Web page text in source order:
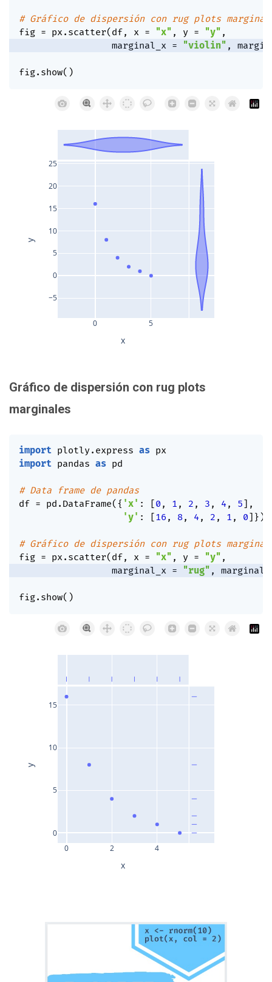
0 5
−5
0
5
10
15
20
25
x
y
# Gráfico de dispersión con rug plots
fig = px. scatter( df, x = "x" , y = "y" ,
                 marginal_x
= "violin" ,
fig. show( )
Gráfico de dispersión con rug plots
marginales
0 2 4
0
5
10
15
x
y
import plotly. express as
import pandas as pd
# Data frame de pandas
df = pd . DataFrame( { 'x' : [0 , 1 , 2 , 3 , 4, 5] ,
'y' : [16 , 8, 4, 2 , 1 , 0] } )
# Gráfico de dispersión con rug plots
fig = px. scatter( df, x = "x" , y = "y" ,
                 marginal_x
= "rug" ,
fig. show( )